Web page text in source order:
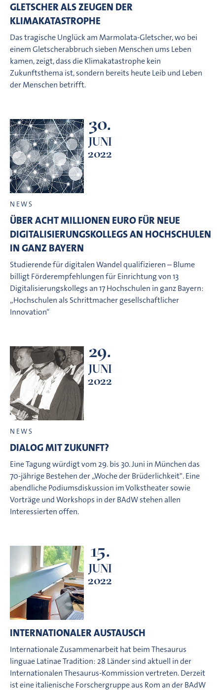
GLETSCHER ALS ZEUGEN DER
KLIMAKATASTROPHE
Das tragische Unglück am Marmolata-Gletscher, wo bei
einem Gletscherabbruch sieben Menschen ums Leben
kamen, zeigt, dass die Klimakatastrophe kein
Zukunftsthema ist, sondern bereits heute Leib und Leben
der Menschen betrifft.
30.
JUNI
2022
NEWS
ÜBER ACHT MILLIONEN EURO FÜR NEUE
DIGITALISIERUNGSKOLLEGS AN HOCHSCHULEN
IN GANZ BAYERN
Studierende für digitalen Wandel qualifizieren – Blume
billigt Förderempfehlungen für Einrichtung von 13
Digitalisierungskollegs an 17 Hochschulen in ganz Bayern:
„Hochschulen als Schrittmacher gesellschaftlicher
Innovation“
29.
JUNI
2022
NEWS
DIALOG MIT ZUKUNFT?
Eine Tagung würdigt vom 29. bis 30. Juni in München das
70-jährige Bestehen der „Woche der Brüderlichkeit". Eine
abendliche Podiumsdiskussion im Volkstheater sowie
Vorträge und Workshops in der BAdW stehen allen
Interessierten offen.
15.
JUNI
2022
INTERNATIONALER AUSTAUSCH
Internationale Zusammenarbeit hat beim Thesaurus
linguae Latinae Tradition: 28 Länder sind aktuell in der
Internationalen Thesaurus-Kommission vertreten. Derzeit
ist eine italienische Forschergruppe aus Rom an der BAdW